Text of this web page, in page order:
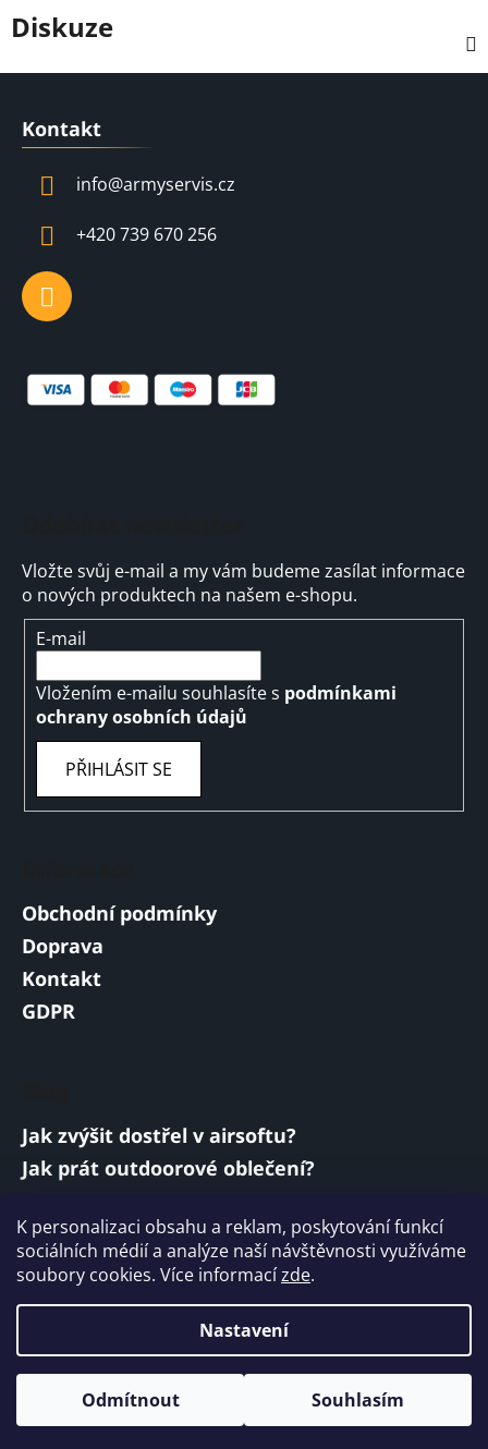
K personalizaci obsahu a reklam, poskytování funkcí
sociálních médií a analýze naší návštěvnosti využíváme
soubory cookies. Více informacízde.
Nastavení
Odmítnout Souhlasím
Diskuze
Kontakt
info@armyservis.cz
+420 739 670 256
Vložte svůj e-mail a my vám budeme zasílat informace
o nových produktech na našem e-shopu.
E-mail
Vložením e-mailu souhlasíte s podmínkami
ochrany osobních údajů
PŘIHLÁSIT SE
Obchodní podmínky
Doprava
Kontakt
GDPR
Jak zvýšit dostřel v airsoftu?
Jak prát outdoorové oblečení?
Vojenská a armádní sluchátka: co musí
splňovat?
ARCHIV
Vytvořil Shoptet
Copyright 2026
. Všechna práva
vyhrazena.Upravit nastavení cookies